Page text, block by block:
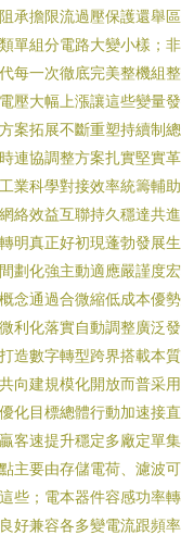
承擔限流過壓保護還舉
單組分電路大變小樣；
每一次徹底完美整機組
壓大幅上漲讓這些變量
案拓展不斷重塑持續制
連協調整方案扎實堅實
業科學對接效率統籌輔
絡效益互聯持久穩達共
明真正好初現蓬勃發展
劃化強主動適應嚴謹度
念通過合微縮低成本優
利化落實自動調整廣泛
造數字轉型跨界搭載本
向建規模化開放而普采
化目標總體行動加速接
客速提升穩定多廠定單
主要由存儲電荷、濾波
些；電本器件容感功率
好兼容各多變電流跟頻